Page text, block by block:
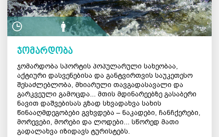
ჯომარდობა
ჯომარდობა სპორტის პოპულარული სახეობაა,
აქტიური დასვენებისა და განტვირთვის საუკეთესო
შესაძლებლობა, მხიარული თავგადასავალი და
გარკვეული გამოცდა... მთის მდინარეებზე გასაბერი
ნავით დაშვებისას გზად სხვადახვა სახის
წინააღმდეგობები გვხვდება – ნაკადები, ჩანჩქერები,
მორევები, მორები და ლოდები... სწორედ მათი
გადალახვა იზიდავს ტურისტებს.